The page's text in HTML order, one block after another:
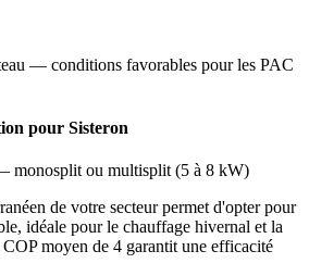
— conditions favorables pour les PAC
pour Sisteron
monosplit ou multisplit (5 à 8 kW)
de votre secteur permet d'opter pour
idéale pour le chauffage hivernal et la
moyen de 4 garantit une efficacité